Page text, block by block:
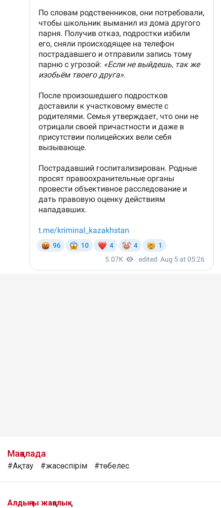
Мақалада
#Ақтау #жасөспірім #төбелес
Алдыңғы жаңалық